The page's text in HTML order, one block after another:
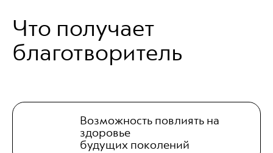
Что получает
благотворитель
Возможность повлиять на
здоровье
будущих поколений